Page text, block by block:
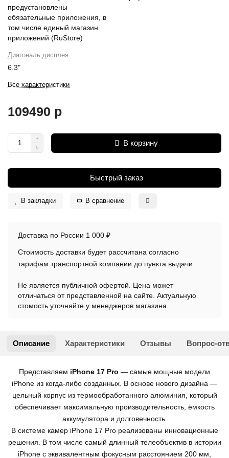
предустановлены
обязательные приложения, в
том числе единый магазин
приложений (RuStore)
Диагональ дисплея
6.3"
Все характеристики
109490 р
В корзину
Быстрый заказ
В закладки В сравнение
Доставка по России 1 000 ₽
Стоимость доставки будет рассчитана согласно
тарифам транспортной компании до пункта выдачи
Не является публичной офертой. Цена может
отличаться от представленной на сайте. Актуальную
стомость уточняйте у менеджеров магазина.
Описание Характеристики Отзывы Вопрос-
Представляем iPhone 17 Pro — самые мощные модели
iPhone из когда-либо созданных. В основе нового дизайна —
цельный корпус из термообработанного алюминия, который
обеспечивает максимальную производительность, ёмкость
аккумулятора и долговечность.
В системе камер iPhone 17 Pro реализованы инновационные
решения. В том числе самый длинный телеобъектив в истории
iPhone с эквивалентным фокусным расстоянием 200 мм,